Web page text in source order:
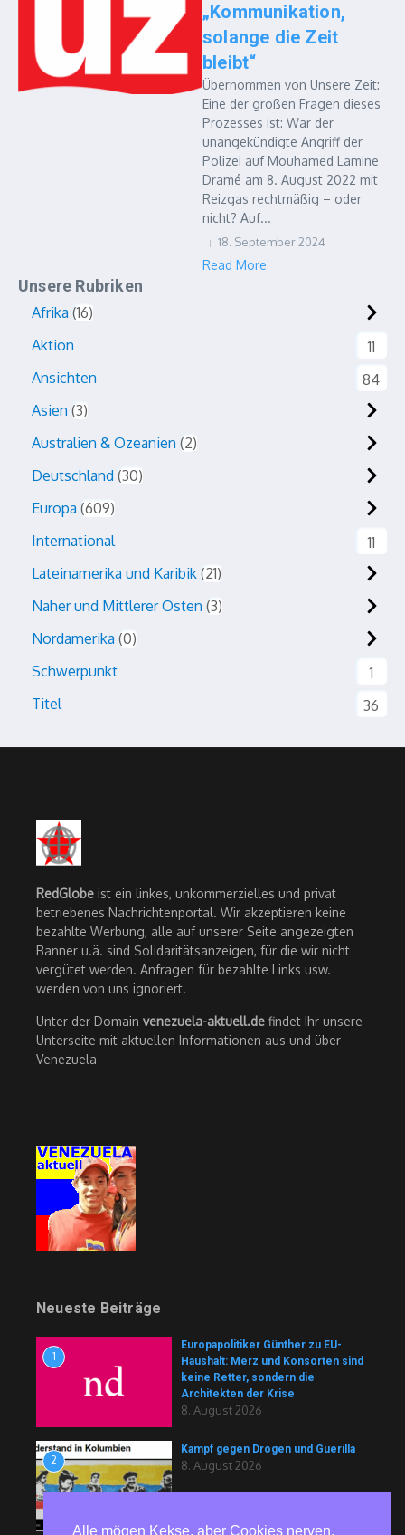
„Kommunikation,
solange die Zeit
bleibt“
Übernommen von Unsere Zeit:
Eine der großen Fragen dieses
Prozesses ist: War der
unangekündigte Angriff der
Polizei auf Mouhamed Lamine
Dramé am 8. August 2022 mit
Reizgas rechtmäßig – oder
nicht? Auf...
18. September 2024
Read More
Unsere Rubriken
Afrika 16
Aktion
11
Ansichten
84
Asien 3
Australien & Ozeanien 2
Deutschland 30
Europa 609
International
11
Lateinamerika und Karibik 21
Naher und Mittlerer Osten 3
Nordamerika 0
Schwerpunkt
1
Titel
36
RedGlobe ist ein linkes, unkommerzielles und privat
betriebenes Nachrichtenportal. Wir akzeptieren keine
bezahlte Werbung, alle auf unserer Seite angezeigten
Banner u.ä. sind Solidaritätsanzeigen, für die wir nicht
vergütet werden. Anfragen für bezahlte Links usw.
werden von uns ignoriert.
Unter der Domain venezuela-aktuell.de findet Ihr unsere
Unterseite mit aktuellen Informationen aus und über
Venezuela
Neueste Beiträge
1
Europapolitiker Günther zu EU-
Haushalt: Merz und Konsorten sind
keine Retter, sondern die
Architekten der Krise
8. August 2026
2
Kampf gegen Drogen und Guerilla
8. August 2026
Alle mögen Kekse, aber Cookies nerven.